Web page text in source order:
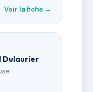
Voir la fiche →
Dulaurier